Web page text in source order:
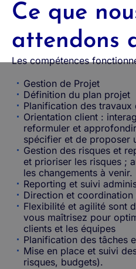
Ce que
attendons
Les compétences
Gestion de Projet
Définition du plan projet
Planification des travaux
Orientation client :
reformuler et
spécifier et de proposer
Gestion des risques et
et prioriser les risques ;
les changements à venir.
Reporting et suivi
Direction et coordination
Flexibilité et agilité sont
vous maîtrisez pour
clients et les équipes
Planification des tâches
Mise en place et suivi
risques, budgets).